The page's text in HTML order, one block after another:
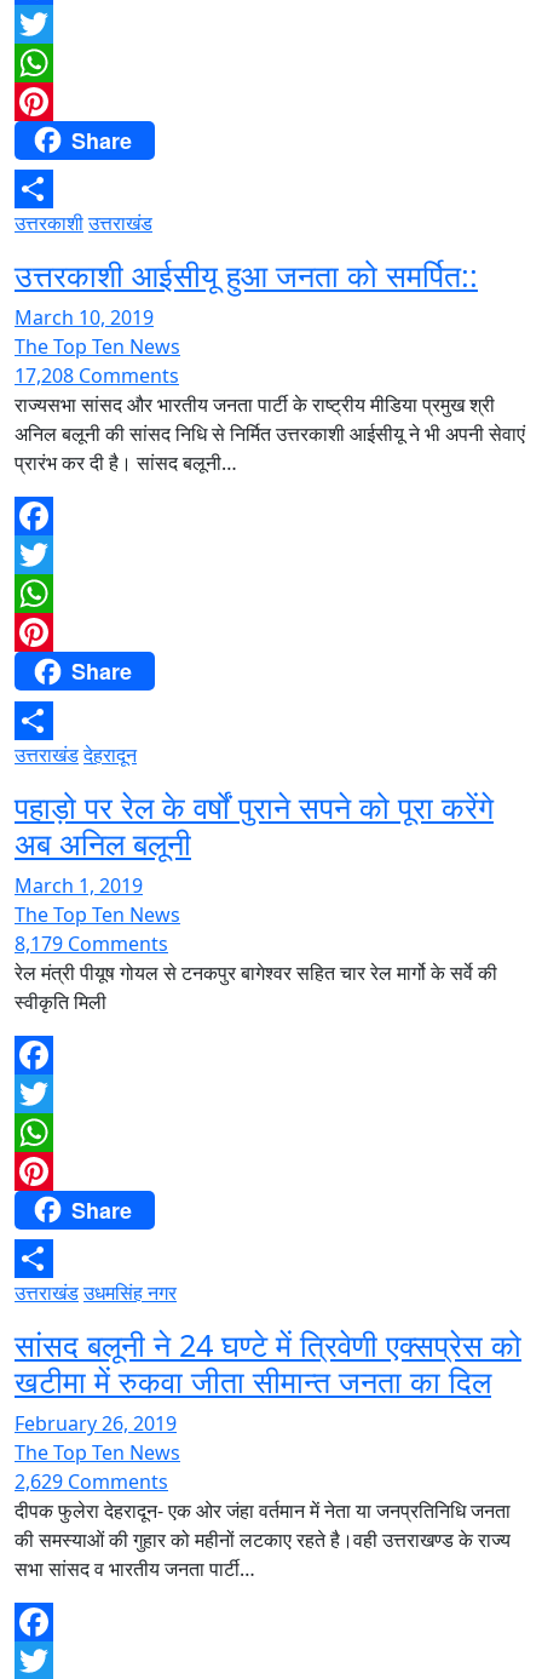
Facebook
Twitter
WhatsApp
PinterestShare
Share
उत्तरकाशीउत्तराखंड
उत्तरकाशी आईसीयू हुआ जनता को समर्पित::
March 10, 2019
The Top Ten News
17,208 Comments
राज्यसभा सांसद और भारतीय जनता पार्टी के राष्ट्रीय मीडिया प्रमुख श्री
अनिल बलूनी की सांसद निधि से निर्मित उत्तरकाशी आईसीयू ने भी अपनी सेवाएं
प्रारंभ कर दी है। सांसद बलूनी…
Facebook
Twitter
WhatsApp
PinterestShare
Share
उत्तराखंडदेहरादून
पहाड़ो पर रेल के वर्षों पुराने सपने को पूरा करेंगे
अब अनिल बलूनी
March 1, 2019
The Top Ten News
8,179 Comments
रेल मंत्री पीयूष गोयल से टनकपुर बागेश्वर सहित चार रेल मार्गो के सर्वे की
स्वीकृति मिली
Facebook
Twitter
WhatsApp
PinterestShare
Share
उत्तराखंडउधमसिंह नगर
सांसद बलूनी ने 24 घण्टे में त्रिवेणी एक्सप्रेस को
खटीमा में रुकवा जीता सीमान्त जनता का दिल
February 26, 2019
The Top Ten News
2,629 Comments
दीपक फुलेरा देहरादून- एक ओर जंहा वर्तमान में नेता या जनप्रतिनिधि जनता
की समस्याओं की गुहार को महीनों लटकाए रहते है।वही उत्तराखण्ड के राज्य
सभा सांसद व भारतीय जनता पार्टी…
Facebook